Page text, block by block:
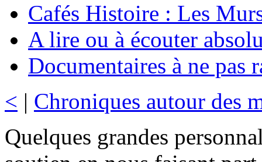
Cafés Histoire : Les
A lire ou à écouter
Documentaires à ne pas
< | Chroniques autour des
Quelques grandes